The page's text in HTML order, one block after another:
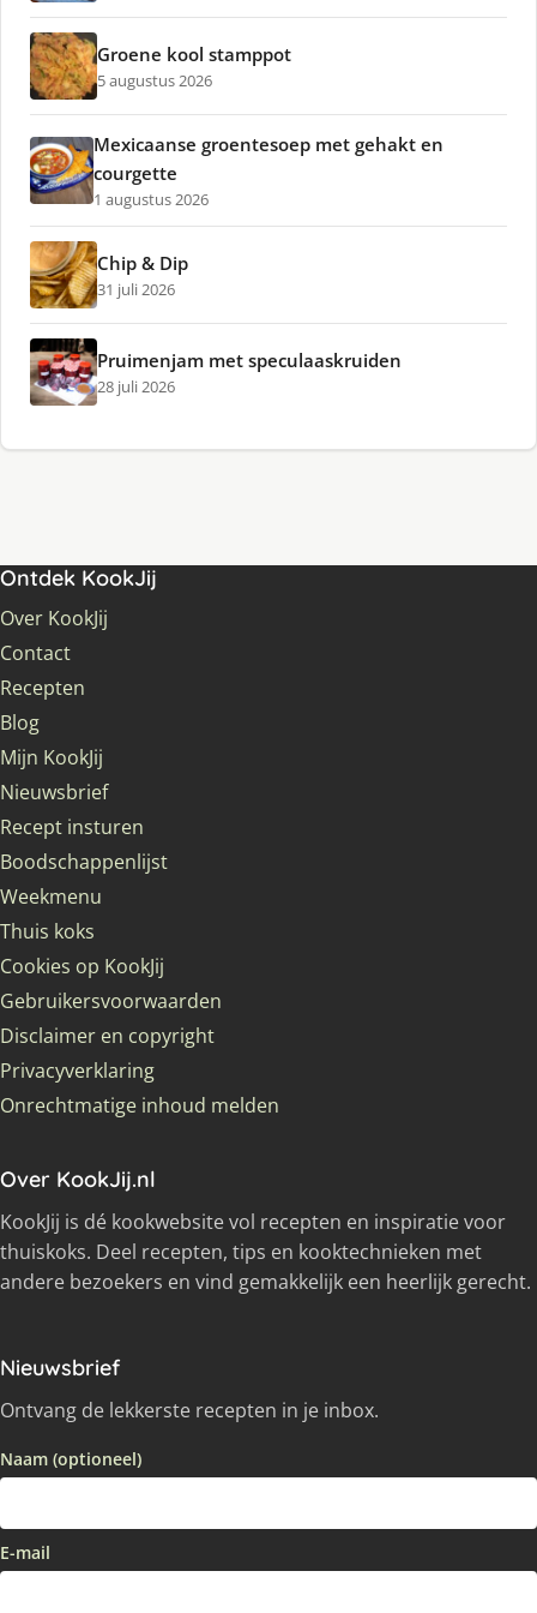
Groene kool stamppot
5 augustus 2026
Mexicaanse groentesoep met gehakt en
courgette
1 augustus 2026
Chip & Dip
31 juli 2026
Pruimenjam met speculaaskruiden
28 juli 2026
Ontdek KookJij
Over KookJij
Contact
Recepten
Blog
Mijn KookJij
Nieuwsbrief
Recept insturen
Boodschappenlijst
Weekmenu
Thuis koks
Cookies op KookJij
Gebruikersvoorwaarden
Disclaimer en copyright
Privacyverklaring
Onrechtmatige inhoud melden
Over KookJij.nl
KookJij is dé kookwebsite vol recepten en inspiratie voor
thuiskoks. Deel recepten, tips en kooktechnieken met
andere bezoekers en vind gemakkelijk een heerlijk gerecht.
Nieuwsbrief
Ontvang de lekkerste recepten in je inbox.
Naam (optioneel)
E-mail